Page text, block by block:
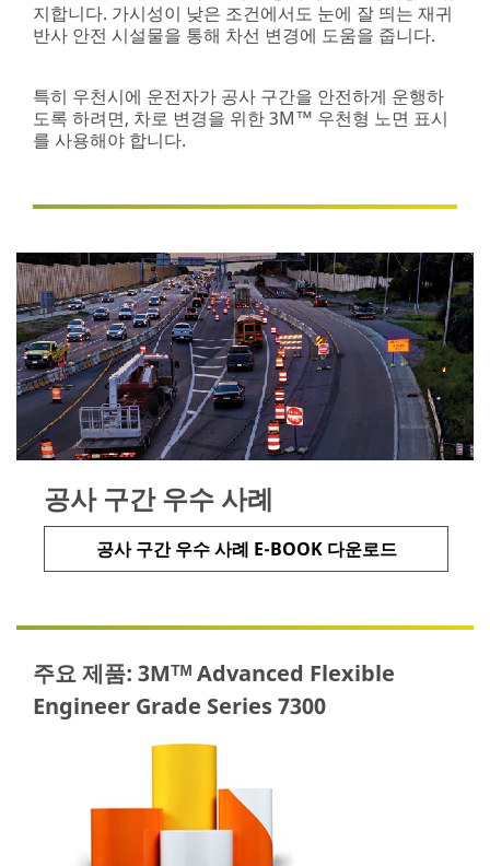
지합니다. 가시성이 낮은 조건에서도 눈에 잘 띄는 재귀
반사 안전 시설물을 통해 차선 변경에 도움을 줍니다.
특히 우천시에 운전자가 공사 구간을 안전하게 운행하
도록 하려면, 차로 변경을 위한 3M™ 우천형 노면 표시
를 사용해야 합니다.
공사 구간 우수 사례
공사 구간 우수 사례 E-BOOK 다운로드
주요 제품: 3Mᵀᴹ Advanced Flexible
Engineer Grade Series 7300